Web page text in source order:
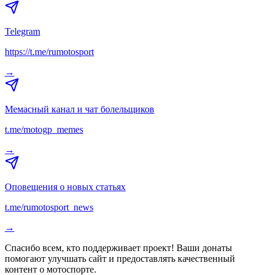
Telegram
https://t.me/rumotosport
→
Мемасный канал и чат болельщиков
t.me/motogp_memes
→
Оповещения о новых статьях
t.me/rumotosport_news
→
Спасибо всем, кто поддерживает проект! Ваши донаты
помогают улучшать сайт и предоставлять качественный
контент о мотоспорте.